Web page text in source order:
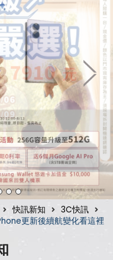
快訊新知
3C快訊
更新後續航變化看這裡